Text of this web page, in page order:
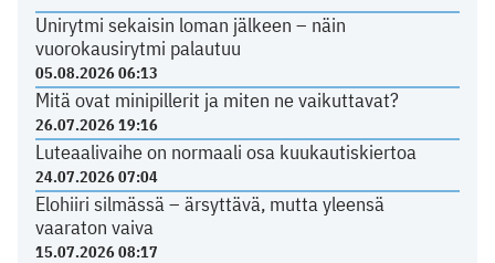
Unirytmi sekaisin loman jälkeen – näin
vuorokausirytmi palautuu
05.08.2026 06:13
Mitä ovat minipillerit ja miten ne vaikuttavat?
26.07.2026 19:16
Luteaalivaihe on normaali osa kuukautiskiertoa
24.07.2026 07:04
Elohiiri silmässä – ärsyttävä, mutta yleensä
vaaraton vaiva
15.07.2026 08:17